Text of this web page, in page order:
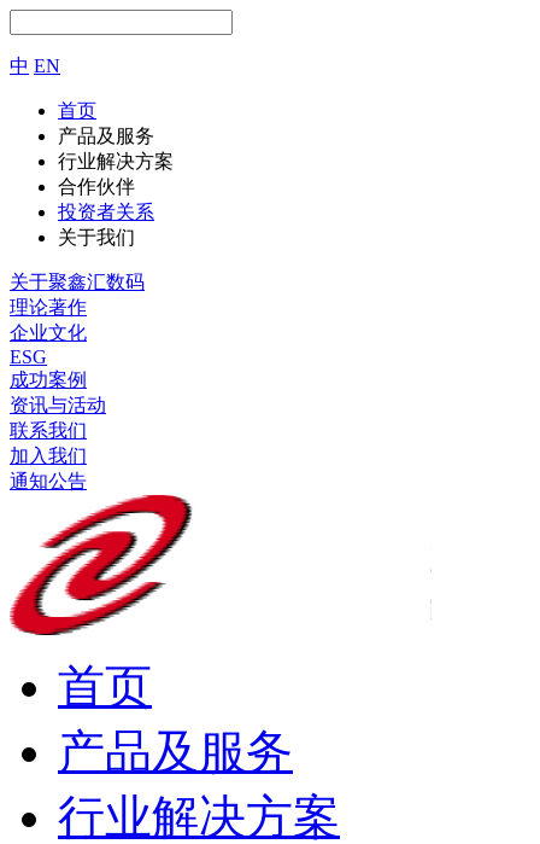
中 EN
首页
产品及服务
行业解决方案
合作伙伴
投资者关系
关于我们
关于聚鑫汇数码
理论著作
企业文化
ESG
成功案例
资讯与活动
联系我们
加入我们
通知公告
首页
产品及服务
行业解决方案